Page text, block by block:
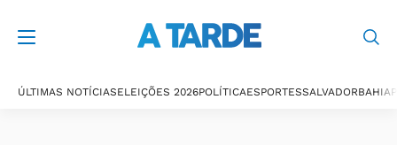
ÚLTIMAS NOTÍCIASELEIÇÕES 2026POLÍTICAESPORTESSALVADORBAHIA